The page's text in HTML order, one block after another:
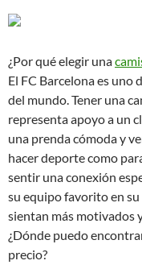
¿Por qué elegir una
El FC Barcelona es uno
del mundo. Tener una
representa apoyo a un
una prenda cómoda y
hacer deporte como
sentir una conexión
su equipo favorito en
sientan más motivados
¿Dónde puedo
precio?